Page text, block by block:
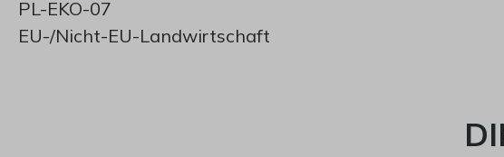
PL-EKO-07
EU-/Nicht-EU-Landwirtschaft